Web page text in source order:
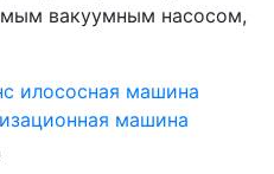
вакуумным насосом,
илососная машина
машина